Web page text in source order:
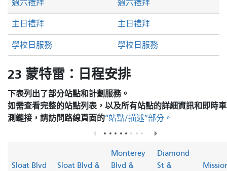
週六禮拜 週六禮拜
主日禮拜 主日禮拜
學校日服務 學校日服務
23 蒙特雷：日程安排
下表列出了部分站點和計劃服務。
如需查看完整的站點列表，以及所有站點的詳細資訊和即時
測鏈接，請訪問路線頁面的“站點/描述”部分。
Sloat Blvd
Sloat Blvd &
Monterey
Blvd &
Diamond
St &